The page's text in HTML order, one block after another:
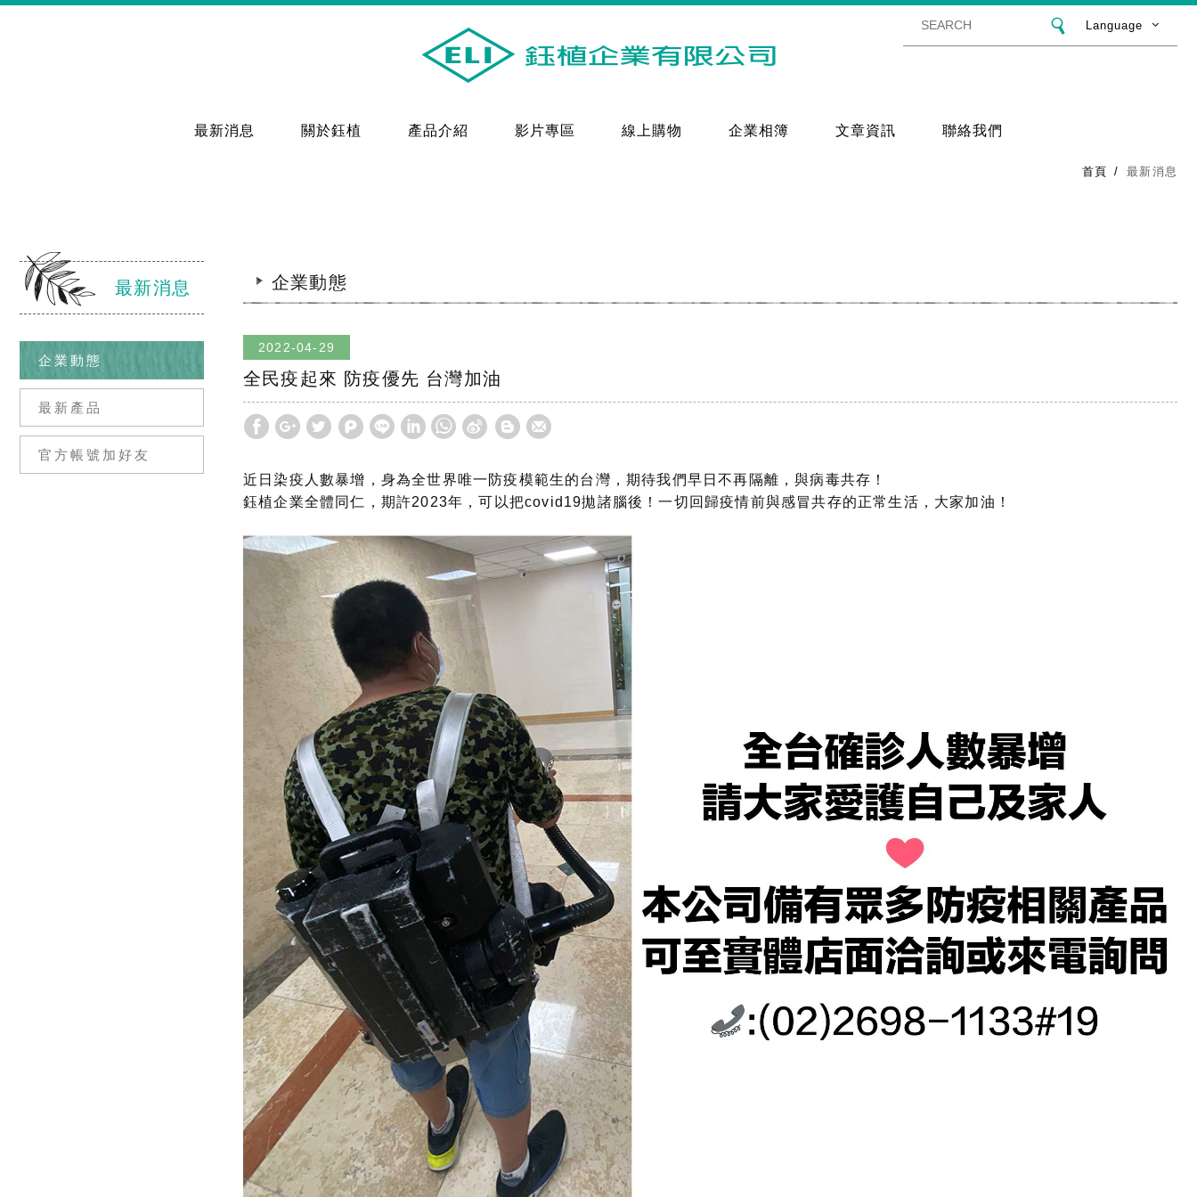
Language
最新消息 關於鈺植 產品介紹 影片專區 線上購物 企業相簿 文章資訊 聯絡我們
首頁 最新消息
最新消息
企業動態
最新產品
官方帳號加好友
企業動態
2022-04-29
全民疫起來 防疫優先 台灣加油
近日染疫人數暴增，身為全世界唯一防疫模範生的台灣，期待我們早日不再隔離，與病毒共存！
鈺植企業全體同仁，期許2023年，可以把covid19拋諸腦後！一切回歸疫情前與感冒共存的正常生活，大家加油！